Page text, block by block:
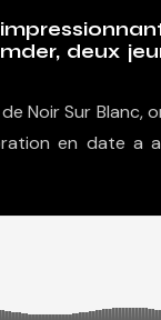
deux
Noir Sur Blanc,
en date a